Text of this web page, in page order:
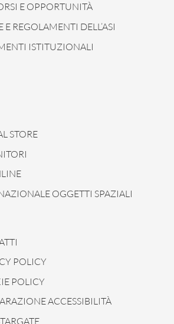
E OPPORTUNITÀ
E REGOLAMENTI DELL’ASI
ISTITUZIONALI
STORE
OGGETTI SPAZIALI
POLICY
POLICY
ACCESSIBILITÀ